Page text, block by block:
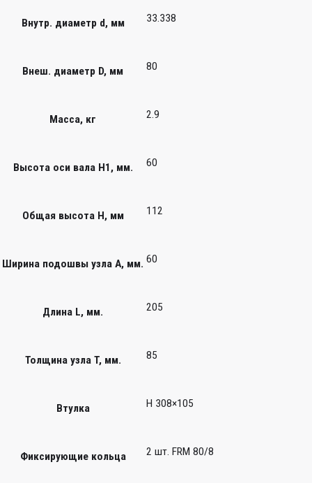
Внутр. диаметр d, мм 33.338
Внеш. диаметр D, мм 80
Масса, кг 2.9
Высота оси вала H1, мм. 60
Общая высота H, мм 112
Ширина подошвы узла А, мм. 60
Длина L, мм. 205
Толщина узла T, мм. 85
Втулка H 308×105
Фиксирующие кольца 2 шт. FRM 80/8